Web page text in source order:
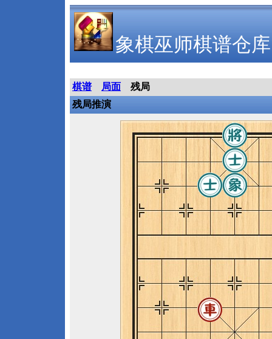
象棋巫师棋谱仓库
棋谱 局面
残局
残局推演